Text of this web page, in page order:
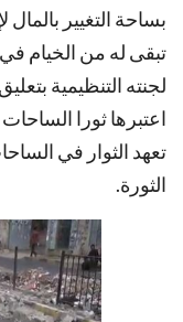
بساحة التغيير بالمال
تبقى له من الخيام
لجنته التنظيمية
اعتبرها ثورا
تعهد الثوار في
الثورة.